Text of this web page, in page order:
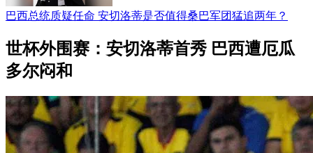
巴西总统质疑任命 安切洛蒂是否值得桑巴军团猛追两年？
世杯外围赛：安切洛蒂首秀 巴西遭厄瓜
多尔闷和